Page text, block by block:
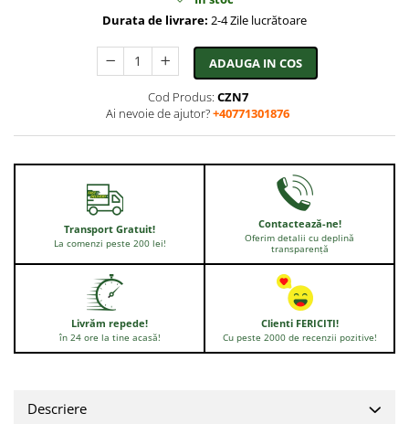
Durata de livrare: 2-4 Zile lucrătoare
ADAUGA IN COS
Cod Produs: CZN7
Ai nevoie de ajutor?+40771301876
Transport Gratuit!
La comenzi peste 200 lei!
Contactează-ne!
Oferim detalii cu deplină
transparență
Livrăm repede!
în 24 ore la tine acasă!
Clienti FERICITI!
Cu peste 2000 de recenzii pozitive!
Descriere